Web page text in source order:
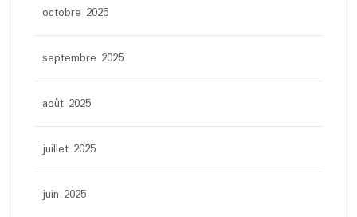
octobre 2025
septembre 2025
août 2025
juillet 2025
juin 2025